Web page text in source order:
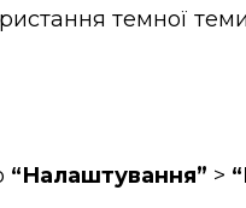
темної
“Налаштування” >